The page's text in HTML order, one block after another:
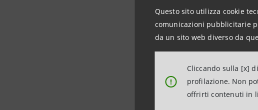
Questo sito utilizza cookie
comunicazioni pubblicitarie
da un sito web diverso da
!
Cliccando sulla [x]
profilazione. Non
offrirti contenuti in
per la gestione
mobile Ad
clienti. Pantea
campagne di
mobile e altri
Atlante Ventures
di euro in